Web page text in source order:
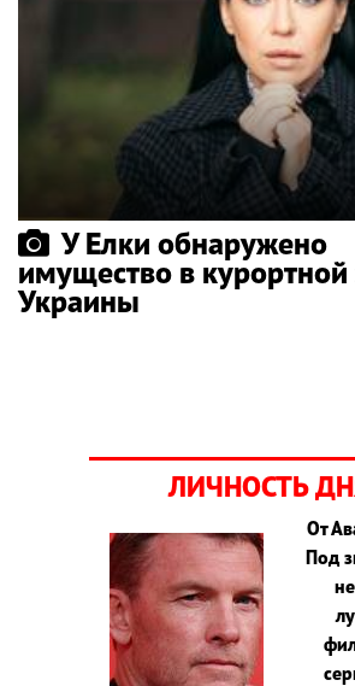
У Елки обнаружено
имущество в курортной
Украины
ЛИЧНОСТЬ
От
Под